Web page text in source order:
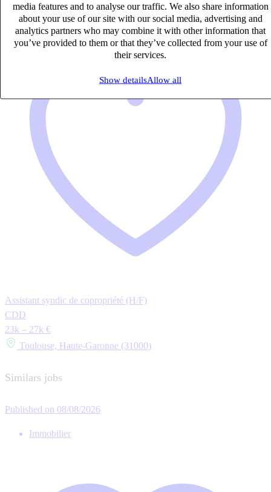
media features and to analyse our traffic. We also share information
about your use of our site with our social media, advertising and
analytics partners who may combine it with other information that
you’ve provided to them or that they’ve collected from your use of
their services.
Show detailsAllow all
Immobilier
Assistant syndic de copropriété (H/F)
CDD
23k – 27k €
Toulouse, Haute-Garonne (31000)
Similars jobs
Published on 08/08/2026
Immobilier